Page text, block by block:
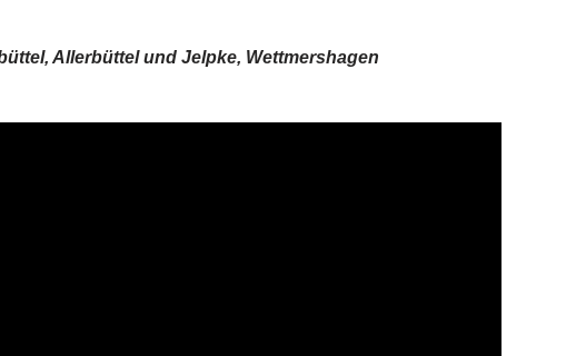
Allerbüttel und Jelpke, Wettmershagen